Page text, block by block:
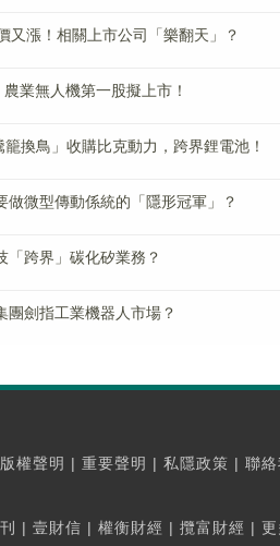
又漲！相關上市公司「樂翻天」？
業無人機第一股擬上市！
換鳥」收購比克動力，跨界鋰電池！
做微型傳動係統的「隱形冠軍」？
「跨界」碳化矽業務？
團劍指工業機器人市場？
版權聲明 | 重要聲明 | 私隱政策 | 聯絡
| 壹財信 | 權衡財經 | 攬富財經 |